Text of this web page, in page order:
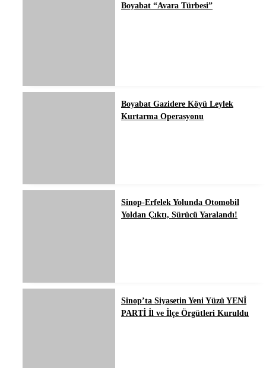
Boyabat “Avara Türbesi”
Boyabat Gazidere Köyü Leylek
Kurtarma Operasyonu
Sinop-Erfelek Yolunda Otomobil
Yoldan Çıktı, Sürücü Yaralandı!
Sinop’ta Siyasetin Yeni Yüzü YENİ
PARTİ İl ve İlçe Örgütleri Kuruldu